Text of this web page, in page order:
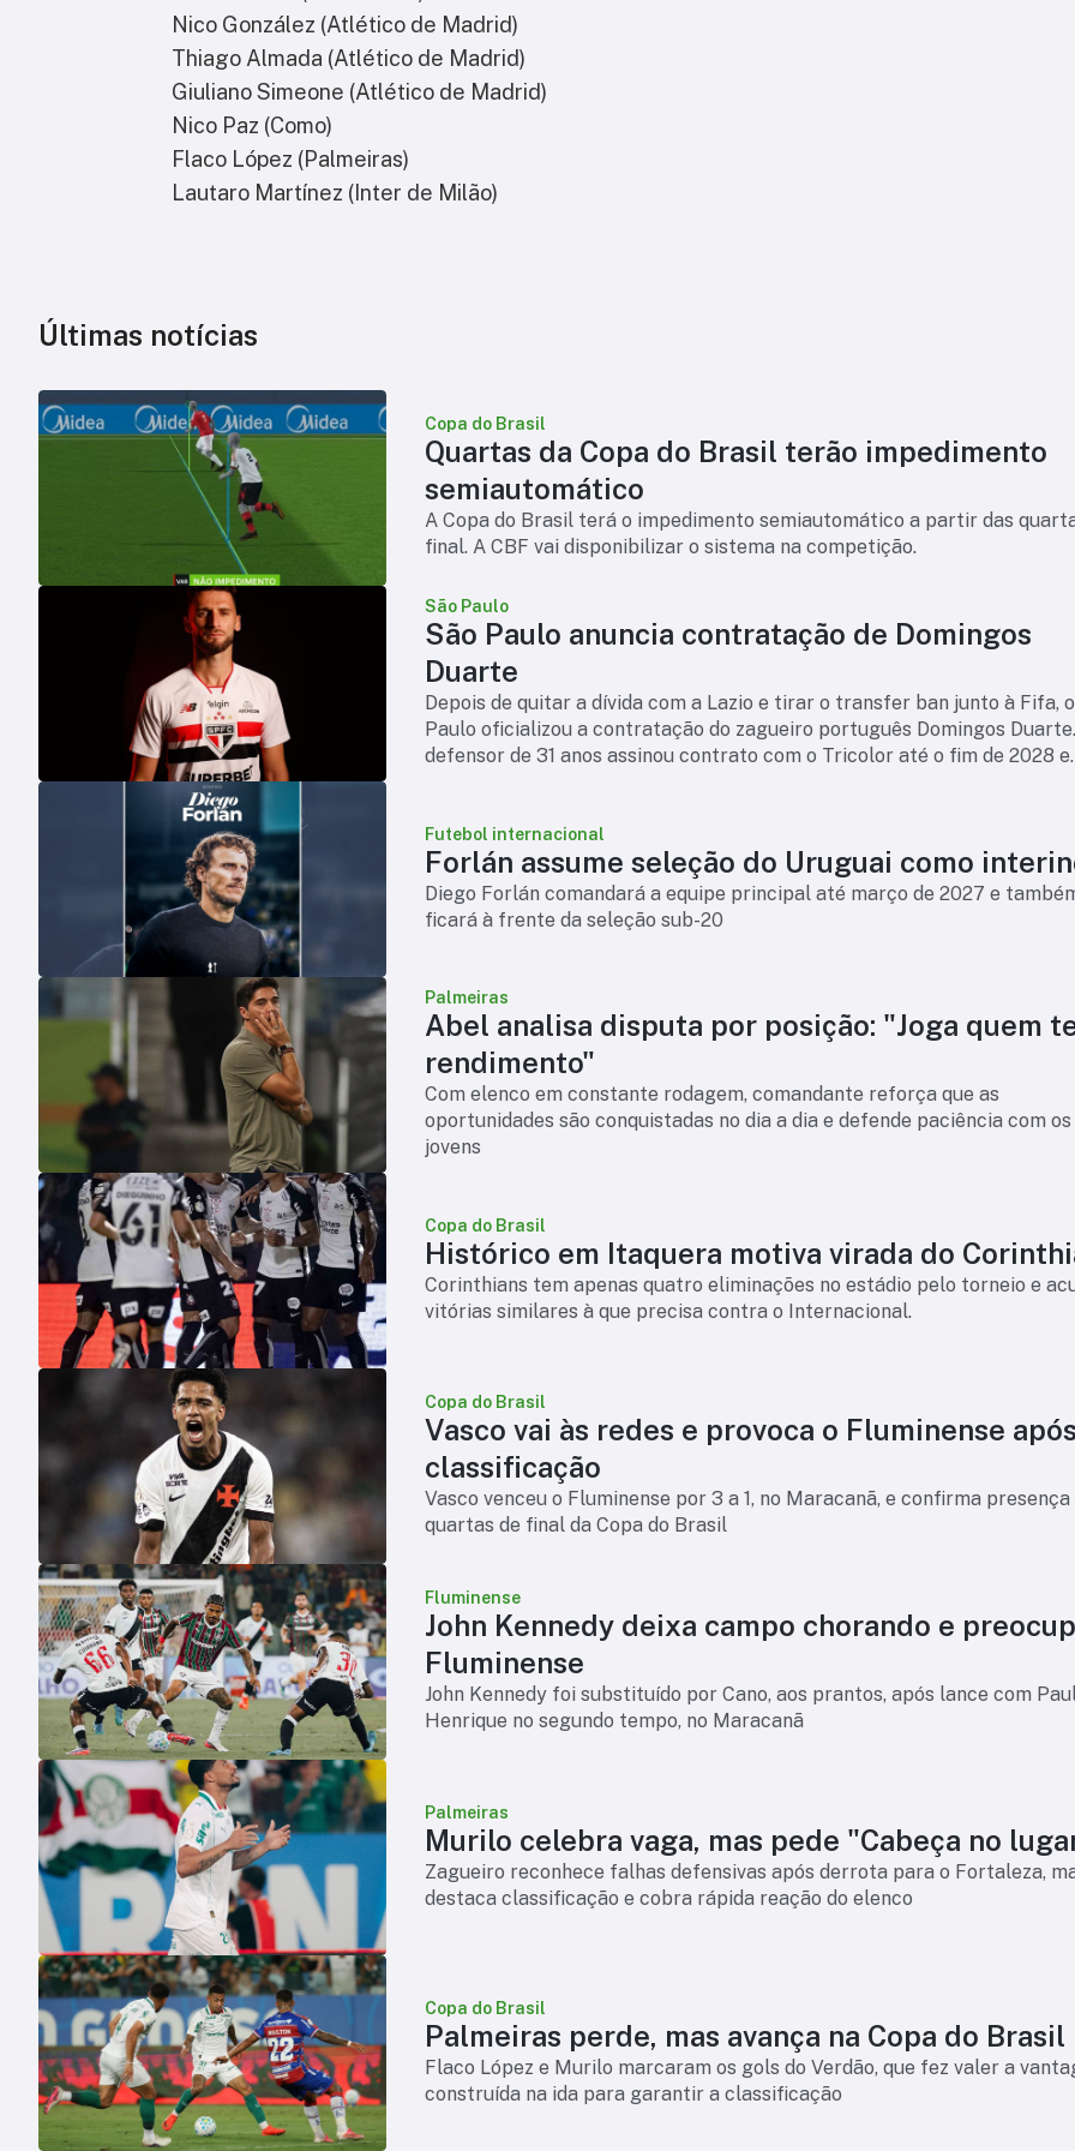
Nico González (Atlético de Madrid)
Thiago Almada (Atlético de Madrid)
Giuliano Simeone (Atlético de Madrid)
Nico Paz (Como)
Flaco López (Palmeiras)
Lautaro Martínez (Inter de Milão)
Últimas notícias
Copa do Brasil
Quartas da Copa do Brasil terão impedimento
semiautomático
A Copa do Brasil terá o impedimento semiautomático a partir das
final. A CBF vai disponibilizar o sistema na competição.
São Paulo
São Paulo anuncia contratação de Domingos
Duarte
Depois de quitar a dívida com a Lazio e tirar o transfer ban junto à Fifa,
Paulo oficializou a contratação do zagueiro português Domingos
defensor de 31 anos assinou contrato com o Tricolor até o fim de 2028 e
Futebol internacional
Forlán assume seleção do Uruguai como
Diego Forlán comandará a equipe principal até março de 2027 e
ficará à frente da seleção sub-20
Palmeiras
Abel analisa disputa por posição: "Joga quem
rendimento"
Com elenco em constante rodagem, comandante reforça que as
oportunidades são conquistadas no dia a dia e defende paciência com os
jovens
Copa do Brasil
Histórico em Itaquera motiva virada do
Corinthians tem apenas quatro eliminações no estádio pelo torneio e
vitórias similares à que precisa contra o Internacional.
Copa do Brasil
Vasco vai às redes e provoca o Fluminense após
classificação
Vasco venceu o Fluminense por 3 a 1, no Maracanã, e confirma presença
quartas de final da Copa do Brasil
Fluminense
John Kennedy deixa campo chorando e
Fluminense
John Kennedy foi substituído por Cano, aos prantos, após lance com
Henrique no segundo tempo, no Maracanã
Palmeiras
Murilo celebra vaga, mas pede "Cabeça no
Zagueiro reconhece falhas defensivas após derrota para o Fortaleza,
destaca classificação e cobra rápida reação do elenco
Copa do Brasil
Palmeiras perde, mas avança na Copa do Brasil
Flaco López e Murilo marcaram os gols do Verdão, que fez valer a
construída na ida para garantir a classificação